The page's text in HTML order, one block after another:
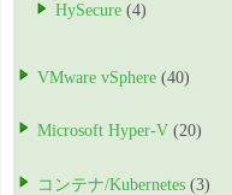
HySecure (4)
VMware vSphere (40)
Microsoft Hyper-V (20)
コンテナ/Kubernetes (3)